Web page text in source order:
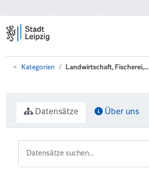
Kategorien Landwirtschaft, Fischerei,...
Datensätze Über uns